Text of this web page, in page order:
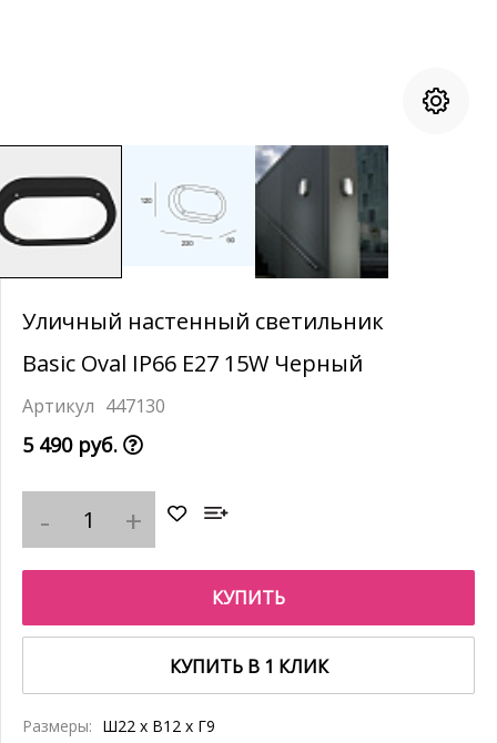
Уличный настенный светильник
Basic Oval IP66 E27 15W Черный
447130
5 490 руб.
КУПИТЬ
КУПИТЬ В 1 КЛИК
Размеры: Ш22 x В12 x Г9